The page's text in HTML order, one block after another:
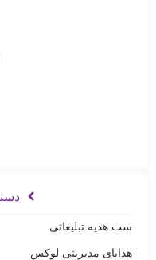
ست هدیه تبلیغاتی
هدایای مدیریتی لوکس